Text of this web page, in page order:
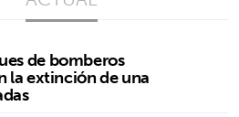
de bomberos
la extinción de una